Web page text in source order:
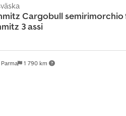
i våra annonser eftersom det
och ser till att det uppdateras
vid köpbeslut. Endast villkoren i
talar engelska - Vi talar franska - ??
Parma 1 790 km
Cargobull
3 assi